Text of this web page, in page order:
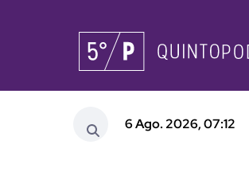
6 Ago. 2026, 07:12